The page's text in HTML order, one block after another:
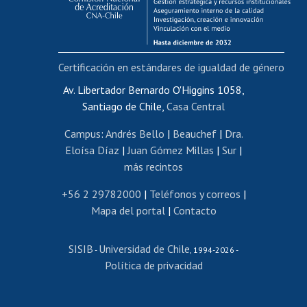
Funcionarias/os
Cursos internos de capacitación
Bienestar del personal
Portal de movilidad interna
Certificado de renta
Certificado de renta honorarios
Editar páginas blancas
Extranjeras/os
Revalidación y reconocimiento de títulos
Postulación al Programa de Movilidad Estudiantil
Cursos de español
Av. Libertador Bernardo O'Higgins 1058,
Santiago de Chile, Casa Central
Campus: Andrés Bello | Beauchef| Dra.
Eloísa Díaz |Juan Gómez Millas | Sur |
más recintos
+56 2 29782000 | Teléfonos y correos |
Mapa del portal| Contacto
SISIB - Universidad de Chile, 1994-2026 -
Política de privacidad
Certificación en estándares de igualdad de género